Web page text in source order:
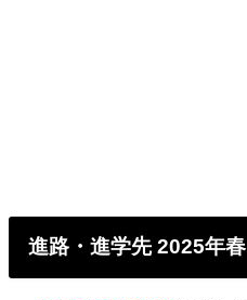
進路・進学先 2025年春